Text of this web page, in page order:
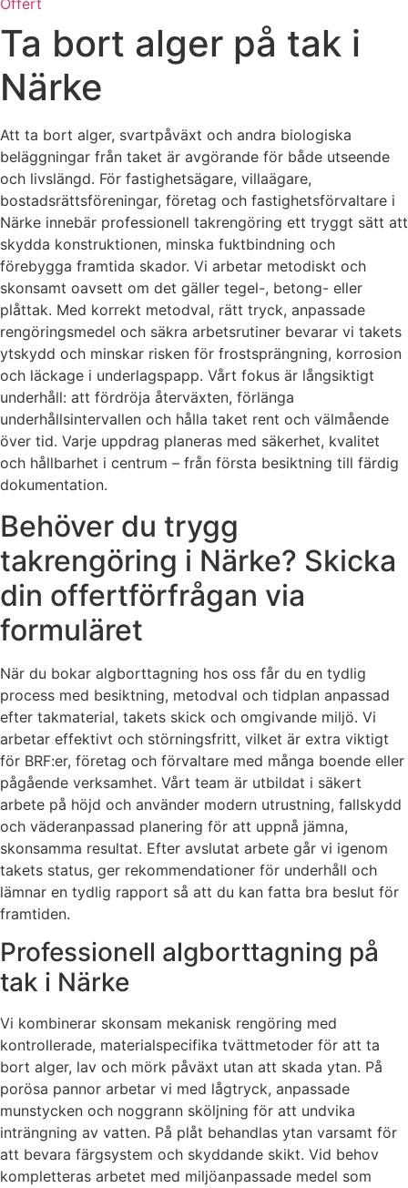
Offert
Ta bort alger på tak i
Närke
Att ta bort alger, svartpåväxt och andra biologiska
beläggningar från taket är avgörande för både utseende
och livslängd. För fastighetsägare, villaägare,
bostadsrättsföreningar, företag och fastighetsförvaltare i
Närke innebär professionell takrengöring ett tryggt sätt att
skydda konstruktionen, minska fuktbindning och
förebygga framtida skador. Vi arbetar metodiskt och
skonsamt oavsett om det gäller tegel-, betong- eller
plåttak. Med korrekt metodval, rätt tryck, anpassade
rengöringsmedel och säkra arbetsrutiner bevarar vi takets
ytskydd och minskar risken för frostsprängning, korrosion
och läckage i underlagspapp. Vårt fokus är långsiktigt
underhåll: att fördröja återväxten, förlänga
underhållsintervallen och hålla taket rent och välmående
över tid. Varje uppdrag planeras med säkerhet, kvalitet
och hållbarhet i centrum – från första besiktning till färdig
dokumentation.
Behöver du trygg
takrengöring i Närke? Skicka
din offertförfrågan via
formuläret
När du bokar algborttagning hos oss får du en tydlig
process med besiktning, metodval och tidplan anpassad
efter takmaterial, takets skick och omgivande miljö. Vi
arbetar effektivt och störningsfritt, vilket är extra viktigt
för BRF:er, företag och förvaltare med många boende eller
pågående verksamhet. Vårt team är utbildat i säkert
arbete på höjd och använder modern utrustning, fallskydd
och väderanpassad planering för att uppnå jämna,
skonsamma resultat. Efter avslutat arbete går vi igenom
takets status, ger rekommendationer för underhåll och
lämnar en tydlig rapport så att du kan fatta bra beslut för
framtiden.
Professionell algborttagning på
tak i Närke
Vi kombinerar skonsam mekanisk rengöring med
kontrollerade, materialspecifika tvättmetoder för att ta
bort alger, lav och mörk påväxt utan att skada ytan. På
porösa pannor arbetar vi med lågtryck, anpassade
munstycken och noggrann sköljning för att undvika
inträngning av vatten. På plåt behandlas ytan varsamt för
att bevara färgsystem och skyddande skikt. Vid behov
kompletteras arbetet med miljöanpassade medel som